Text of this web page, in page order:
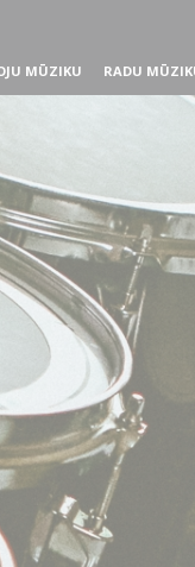
MŪZIKU RADU